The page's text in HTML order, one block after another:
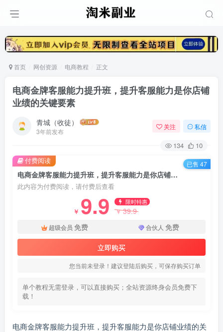
首页 网创资源 电商教程 正文
电商金牌客服能力提升班，提升客服能力是你店铺
业绩的关键要素
青城（收徒）
3年前发布
关注 私信
134 10
电商金牌客服能力提升班，提升客服能力是你店铺业绩的关键要素
此内容为付费阅读，请付费后查看
￥ 9.9 限时特惠
￥39.9
超级会员 免费 合伙人 免费
立即购买
您当前未登录！建议登陆后购买，可保存购买订单
单个教程无需登录，可以直接购买；全站资源终身会员免费下
载！
付费阅读 已售 47
电商金牌客服能力提升班，提升客服能力是你店铺业绩的关